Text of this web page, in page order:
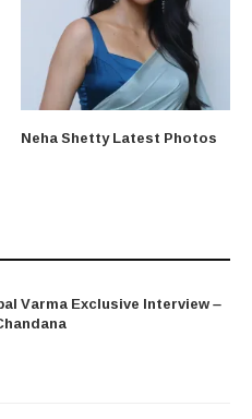
Neha Shetty Latest Photos
Varma Exclusive Interview –